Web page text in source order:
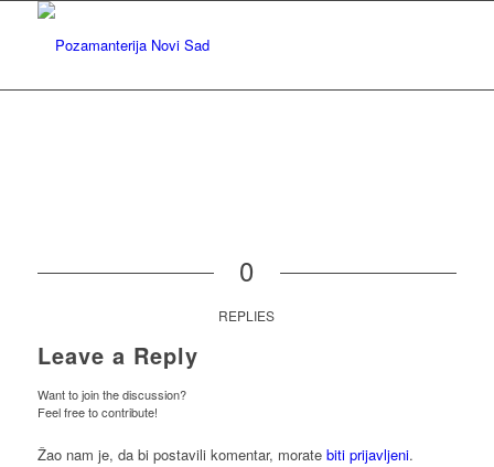
0
REPLIES
Leave a Reply
Want to join the discussion?
Feel free to contribute!
Žao nam je, da bi postavili komentar, morate biti prijavljeni.